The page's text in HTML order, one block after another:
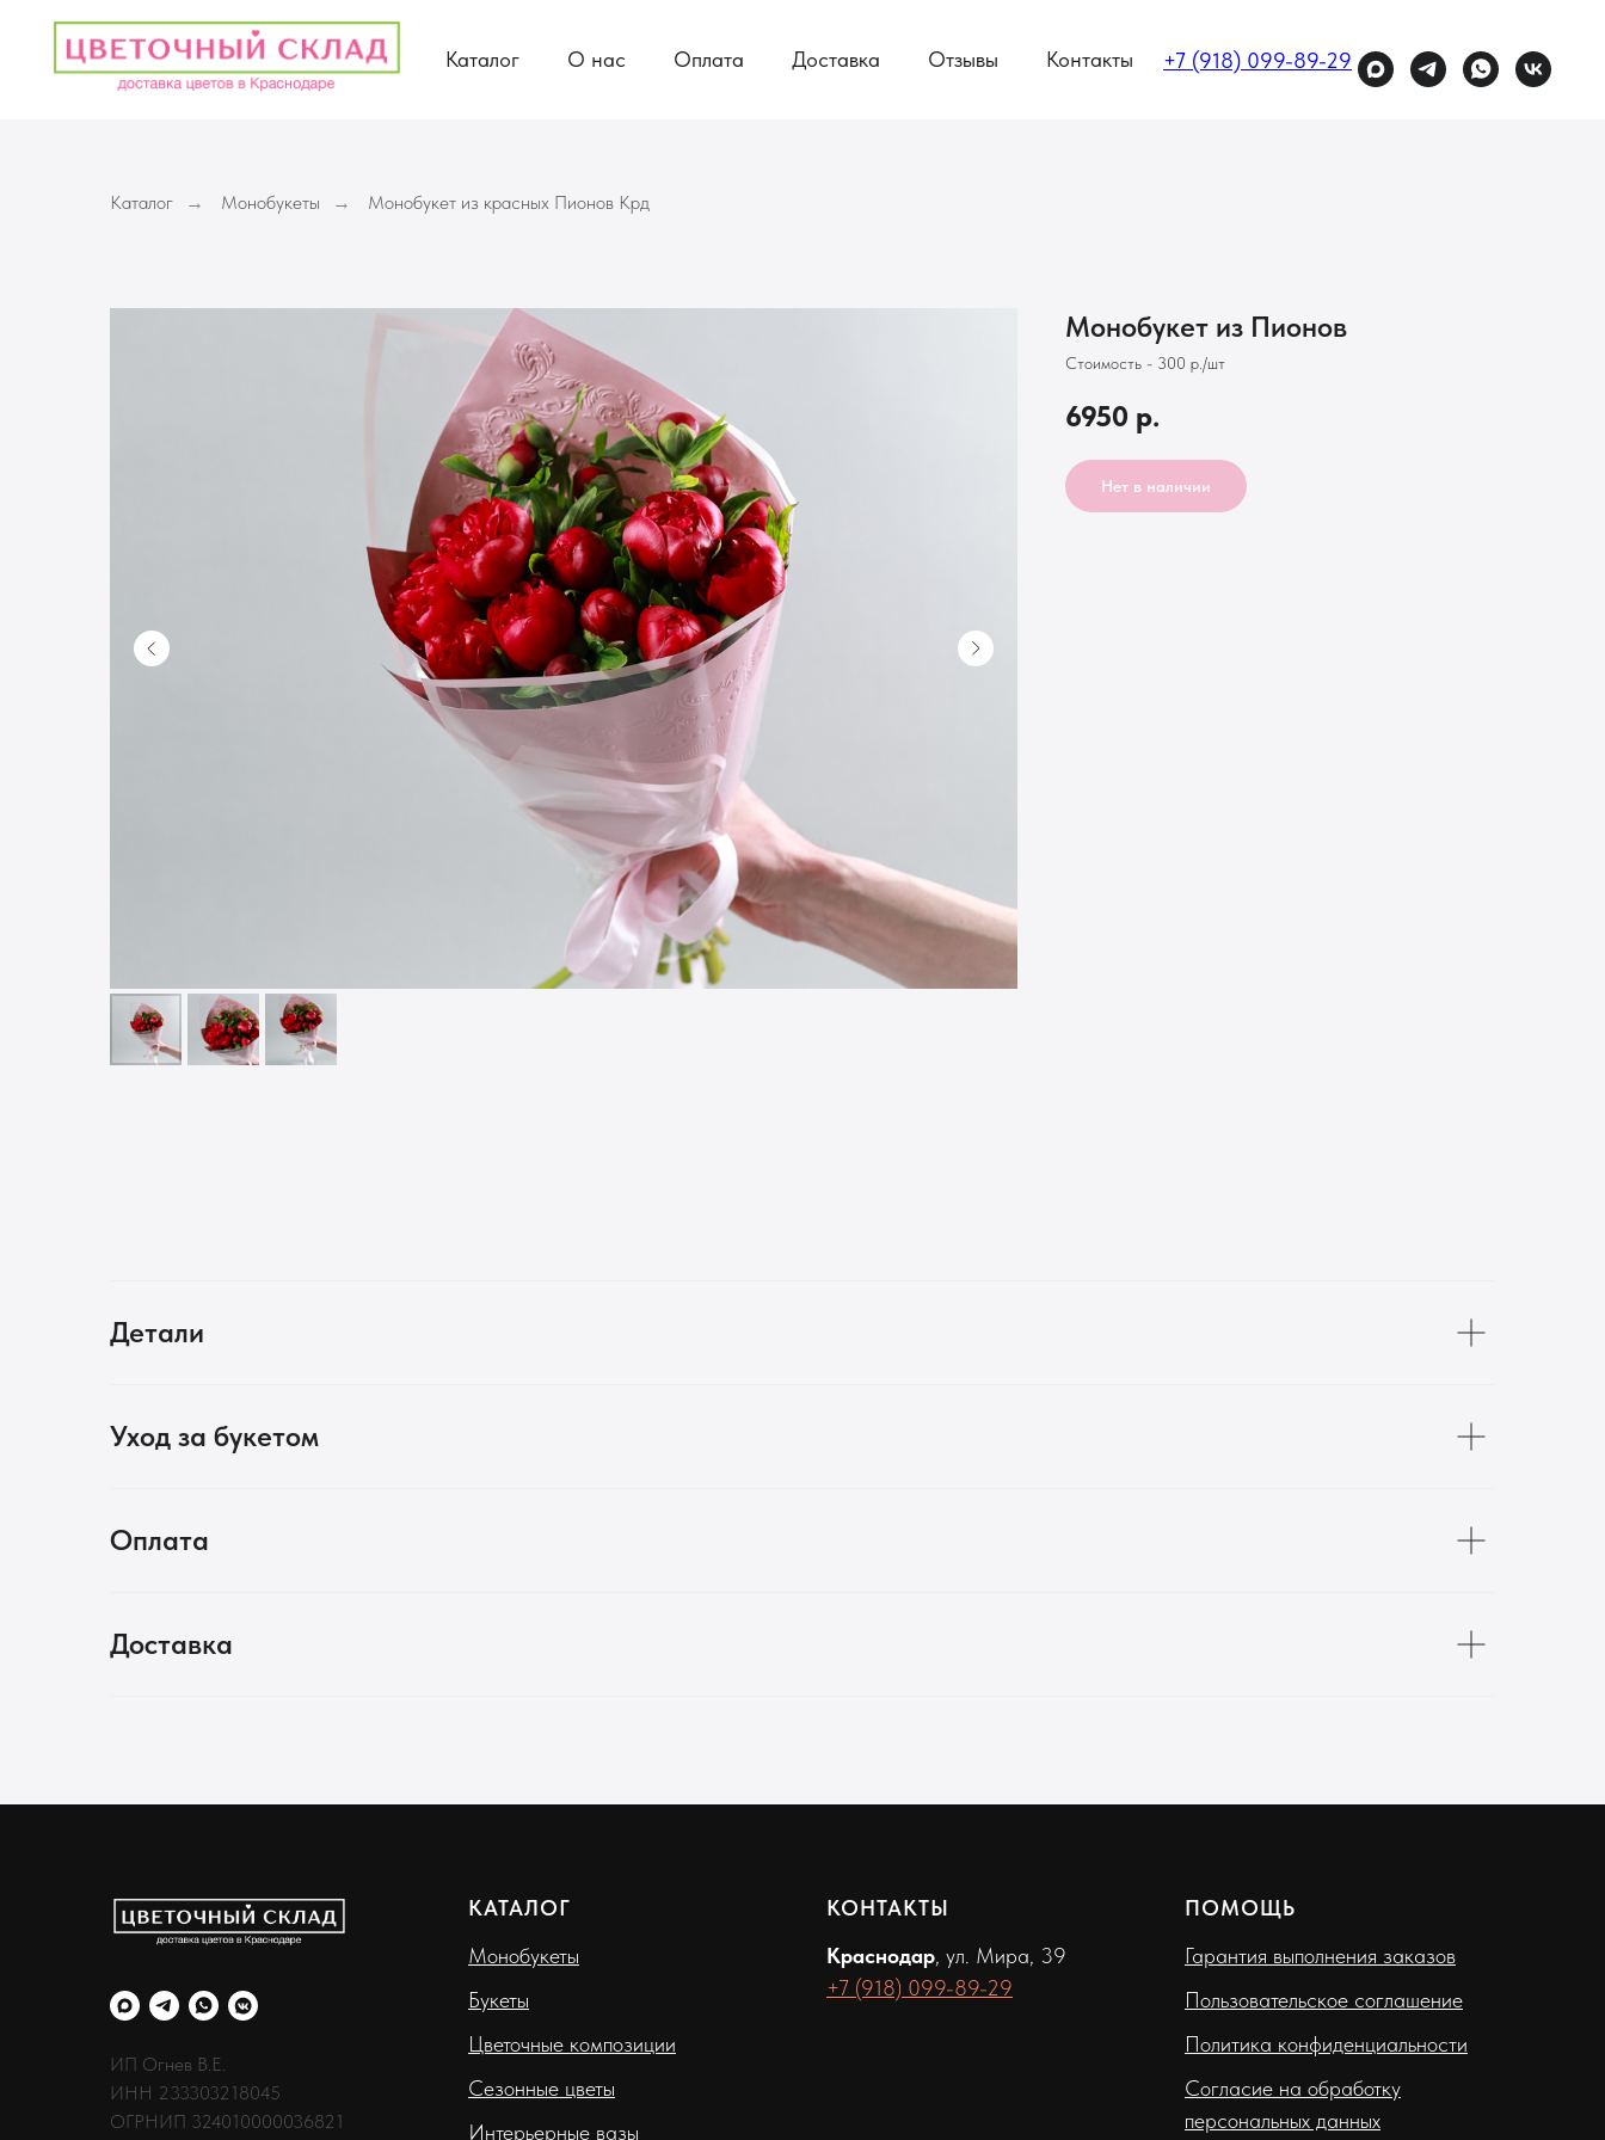
Каталог О нас Оплата Доставка Отзывы Контакты +7 (918) 099-89-29
Каталог → Монобукеты → Монобукет из красных Пионов Крд
Монобукет из Пионов
Стоимость - 300 р./шт
6950 р.
Нет в наличии
Детали
Уход за букетом
Оплата
Доставка
ИП Огнев В.Е.
ИНН 233303218045
ОГРНИП 324010000036821
КАТАЛОГ
Монобукеты
Букеты
Цветочные композиции
Сезонные цветы
Интерьерные вазы
КОНТАКТЫ
Краснодар , ул. Мира, 39
+7 (918) 099-89-29
ПОМОЩЬ
Гарантия выполнения заказов
Пользовательское соглашение
Политика конфиденциальности
Согласие на обработку
персональных данных